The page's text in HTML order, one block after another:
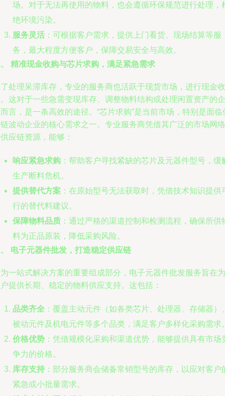
场。对于无法再使用的物料，也会遵循环保规范进行处理，
绝环境污染。
服务灵活 ：可根据客户需求，提供上门看货、现场结算等服
务，最大程度方便客户，保障交易安全与高效。
精准现金收购与芯片求购，满足紧急需求
处理呆滞库存，专业的服务商也活跃于现货市场，进行现金收
这对于一些急需变现库存、调整物料结构或处理闲置资产的企
言，是一条高效的途径。“芯片求购”是当前市场，特别是面临
波动企业的核心需求之一。专业服务商凭借其广泛的市场网络
应链资源，能够：
响应紧急求购 ：帮助客户寻找紧缺的芯片及元器件型号，缓
生产断料危机。
提供替代方案 ：在原始型号无法获取时，凭借技术知识提供
行的替代料建议。
保障物料品质 ：通过严格的渠道控制和检测流程，确保所供
料为正品原装，降低采购风险。
电子元器件批发，打造稳定供应链
一站式解决方案的重要组成部分，电子元器件批发服务旨在为
提供长期、稳定的物料供应支持。这包括：
品类齐全 ：覆盖主动元件（如各类芯片、处理器、存储器）
被动元件及机电元件等多个品类，满足客户多样化采购需求
价格优势 ：凭借规模化采购和渠道优势，能够提供具有市场
争力的价格。
库存支持 ：部分服务商会储备常销型号的库存，以应对客户
紧急或小批量需求。